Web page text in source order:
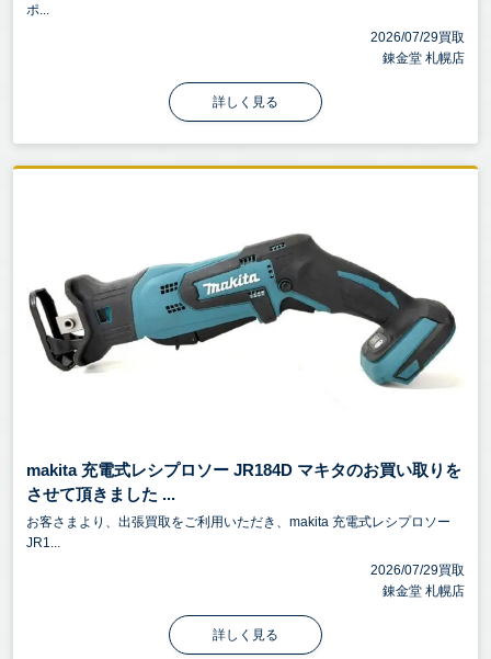
ポ...
2026/07/29買取
錬金堂 札幌店
詳しく見る
makita 充電式レシプロソー JR184D マキタのお買い取りを
させて頂きました ...
お客さまより、出張買取をご利用いただき、makita 充電式レシプロソー
JR1...
2026/07/29買取
錬金堂 札幌店
詳しく見る